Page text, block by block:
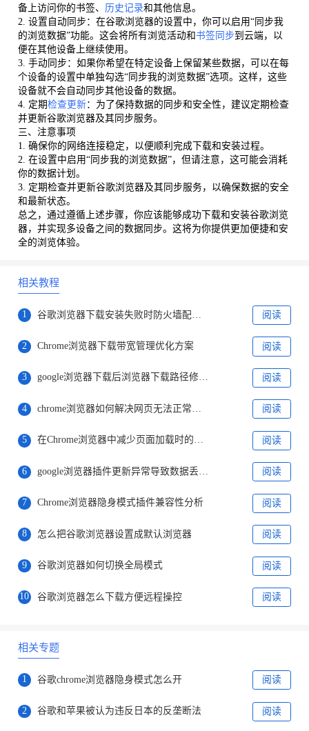
备上访问你的书签、 历史记录和其他信息。
2. 设置自动同步：在谷歌浏览器的设置中，你可以启用“同步我
的浏览数据”功能。这会将所有浏览活动和书签同步到云端，以
便在其他设备上继续使用。
3. 手动同步：如果你希望在特定设备上保留某些数据，可以在每
个设备的设置中单独勾选“同步我的浏览数据”选项。这样，这些
设备就不会自动同步其他设备的数据。
4. 定期检查更新：为了保持数据的同步和安全性，建议定期检查
并更新谷歌浏览器及其同步服务。
三、注意事项
1. 确保你的网络连接稳定，以便顺利完成下载和安装过程。
2. 在设置中启用“同步我的浏览数据”，但请注意，这可能会消耗
你的数据计划。
3. 定期检查并更新谷歌浏览器及其同步服务，以确保数据的安全
和最新状态。
总之，通过遵循上述步骤，你应该能够成功下载和安装谷歌浏览
器，并实现多设备之间的数据同步。这将为你提供更加便捷和安
全的浏览体验。
相关教程
1 阅读
2 Chrome浏览器下载带宽管理优化方案 阅读
3 google浏览器下载后浏览器下载路径修改全教程 阅读
4 阅读
5 在Chrome浏览器中减少页面加载时的脚本阻塞 阅读
6 阅读
7 Chrome浏览器隐身模式插件兼容性分析 阅读
8 怎么把谷歌浏览器设置成默认浏览器 阅读
9 谷歌浏览器如何切换全局模式 阅读
10 谷歌浏览器怎么下载方便远程操控 阅读
相关专题
1 谷歌chrome浏览器隐身模式怎么开 阅读
2 谷歌和苹果被认为违反日本的反垄断法 阅读